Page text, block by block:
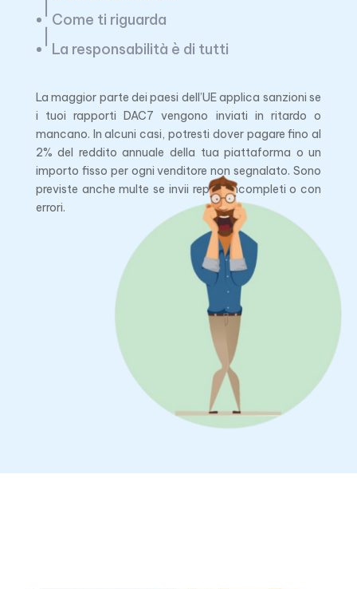
Come ti riguarda
La responsabilità è di tutti
La maggior parte dei paesi dell’UE applica sanzioni se
i tuoi rapporti DAC7 vengono inviati in ritardo o
mancano. In alcuni casi, potresti dover pagare fino al
2% del reddito annuale della tua piattaforma o un
importo fisso per ogni venditore non segnalato. Sono
previste anche multe se invii report incompleti o con
errori.